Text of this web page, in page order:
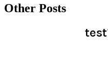
Other Posts